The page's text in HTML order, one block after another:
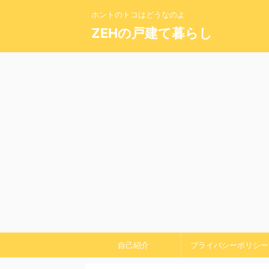
ホントのトコはどうなのよ
ZEHの戸建て暮らし
自己紹介 プライバシーポリシー